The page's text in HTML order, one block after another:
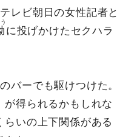
レビ朝日の女性記者と
に投げかけたセクハラ
バーでも駆けつけた。
得られるかもしれな
いの上下関係がある